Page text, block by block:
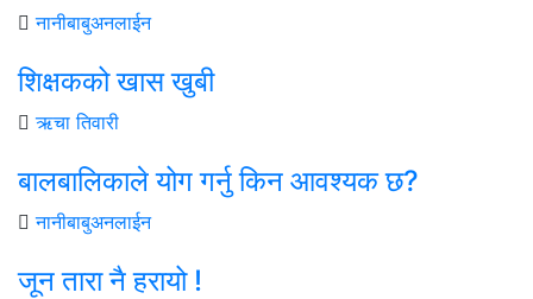
नानीबाबुअनलाईन
शिक्षकको खास खुबी
ऋचा तिवारी
बालबालिकाले योग गर्नु किन आवश्यक छ?
नानीबाबुअनलाईन
जून तारा नै हरायो !